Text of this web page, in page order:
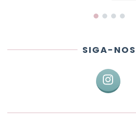
SIGA-NOS